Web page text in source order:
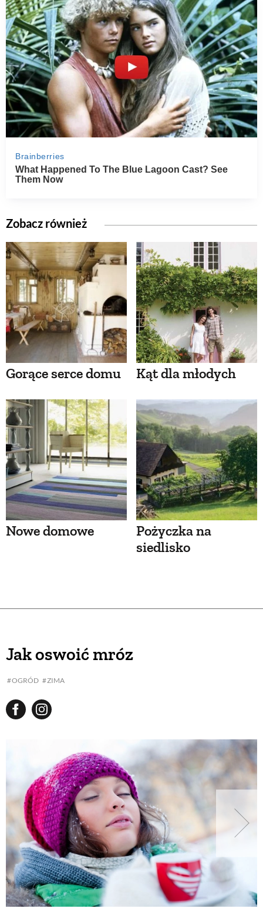
Zobacz również
Gorące serce domu Kąt dla młodych
Nowe domowe
Pożyczka na
siedlisko
Jak oswoić mróz
OGRÓD ZIMA